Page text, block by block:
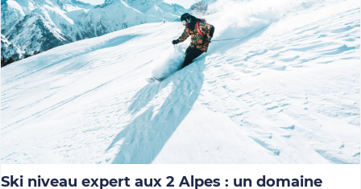
Ski niveau expert aux 2 Alpes : un domaine